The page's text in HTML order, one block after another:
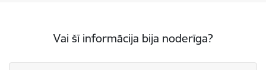
Vai šī informācija bija noderīga?